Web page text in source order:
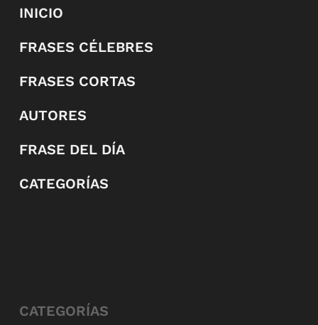
INICIO
FRASES CÉLEBRES
FRASES CORTAS
AUTORES
FRASE DEL DÍA
CATEGORÍAS
CATEGORÍAS